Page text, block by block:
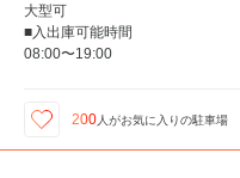
大型可
■入出庫可能時間
08:00〜19:00
200 人がお気に入りの駐車場